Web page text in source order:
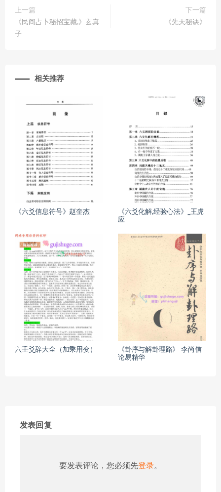
上一篇
《民间占卜秘招宝藏,》玄真
子
下一篇
《先天秘诀》
相关推荐
《六爻信息符号》赵奎杰
《六爻化解,经验心法》_王虎
应
六壬爻辞大全（加乘用变）
《卦序与解卦理路》 李尚信
论易精华
发表回复
要发表评论，您必须先登录。